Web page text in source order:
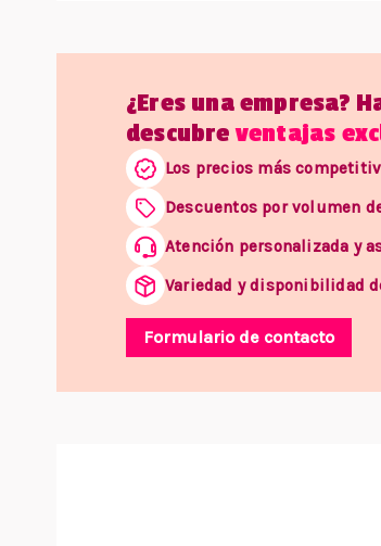
¿Eres una empresa?
descubreventajas
Los precios más
Descuentos por volumen
Atención personalizada y
Variedad y disponibilidad
Formulario de contacto